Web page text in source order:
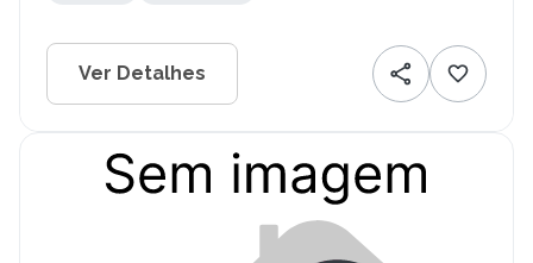
Ver Detalhes